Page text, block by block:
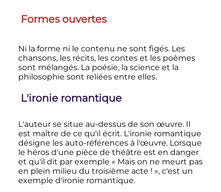
Formes ouvertes
Ni la forme ni le contenu ne sont figés. Les
chansons, les récits, les contes et les poèmes
sont mélangés. La poésie, la science et la
philosophie sont reliées entre elles.
L'ironie romantique
L'auteur se situe au-dessus de son œuvre. Il
est maître de ce qu'il écrit. L'ironie romantique
désigne les auto-références à l'œuvre. Lorsque
le héros d'une pièce de théâtre est en danger
et qu'il dit par exemple « Mais on ne meurt pas
en plein milieu du troisième acte ! », c'est un
exemple d'ironie romantique.